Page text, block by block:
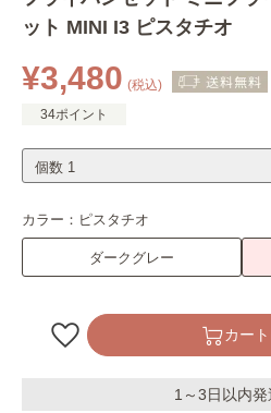
ット MINI I3 ピスタチオ
¥3,480 (税込)
34ポイント
カラー： ピスタチオ
ダークグレー
カー
1～3日以内発